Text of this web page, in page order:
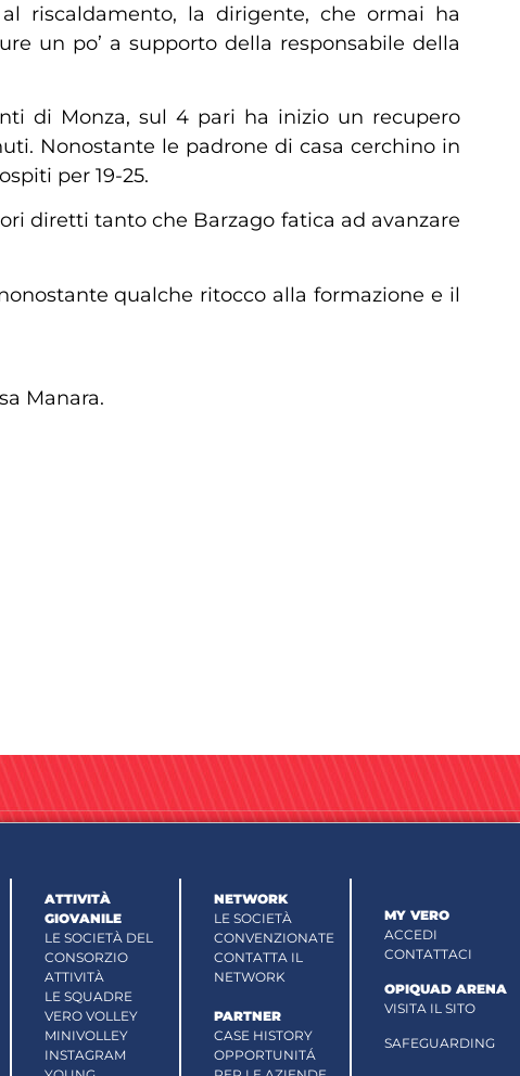
riscaldamento, la dirigente, che ormai ha
un po’ a supporto della responsabile della
di Monza, sul 4 pari ha inizio un recupero
Nonostante le padrone di casa cerchino in
per 19-25.
diretti tanto che Barzago fatica ad avanzare
qualche ritocco alla formazione e il
Manara.
ATTIVITÀ
GIOVANILE
LE SOCIETÀ DEL
CONSORZIO
ATTIVITÀ
LE SQUADRE
VERO VOLLEY
MINIVOLLEY
INSTAGRAM
NETWORK
LE SOCIETÀ
CONVENZIONATE
CONTATTA IL
NETWORK
PARTNER
CASE HISTORY
OPPORTUNITÁ
MY VERO
ACCEDI
CONTATTACI
OPIQUAD ARENA
VISITA IL SITO
SAFEGUARDING